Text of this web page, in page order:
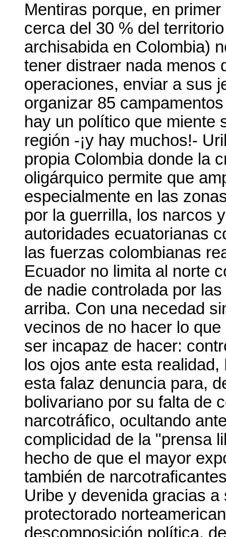
Mentiras porque, en
cerca del 30 % del
archisabida en Colombia)
tener distraer nada menos
operaciones, enviar a sus
organizar 85
hay un político que miente
región -¡y hay muchos!-
propia Colombia donde la
oligárquico permite que
especialmente en las
por la guerrilla, los narcos
autoridades ecuatorianas
las fuerzas colombianas
Ecuador no limita al norte
de nadie controlada por
arriba. Con una necedad
vecinos de no hacer lo
ser incapaz de hacer:
los ojos ante esta
esta falaz denuncia para,
bolivariano por su falta de
narcotráfico, ocultando
complicidad de la "prensa
hecho de que el mayor
también de
Uribe y devenida gracias
protectorado
descomposición política,